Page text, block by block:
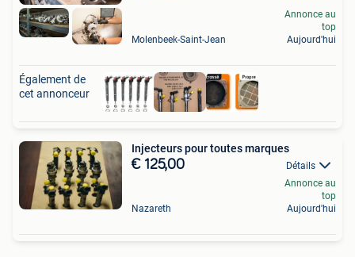
Molenbeek-Saint-Jean
Annonce au
top
Aujourd'hui
Également de
cet annonceur
Injecteurs pour toutes marques
€ 125,00 Détails
Nazareth
Annonce au
top
Aujourd'hui